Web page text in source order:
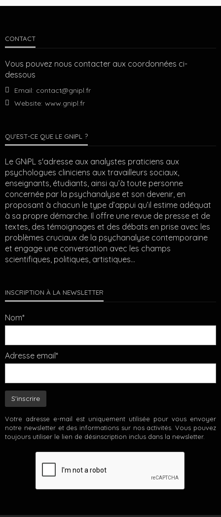
CONTACT
Vous pouvez nous contacter aux coordonnées ci-
dessous
Email: contact@gnipl.fr
Website: www.gnipl.fr
QU’EST-CE QUE LE GNIPL ?
Le GNiPL s'adresse aux analystes praticiens aux
psychologues cliniciens aux travailleurs sociaux,
enseignants, étudiants, ainsi qu’à toute personne
concernée par la psychanalyse et son devenir, en
proposant à chacun le type d’appui qu’il estime adéquat
à sa propre démarche. Il offre une revue de presse et de
textes, des témoignages et des débats en prise avec les
problèmes cruciaux de la psychanalyse contemporaine
et engage une conversation avec les champs
scientifiques, politiques, artistiques…
INSCRIPTION À LA NEWSLETTER
Nom*
Adresse email*
Votre adresse e-mail est uniquement utilisée pour vous envoyer
notre newsletter et des informations sur nos activités. Vous pouvez
toujours utiliser le lien de désinscription inclus dans la newsletter.